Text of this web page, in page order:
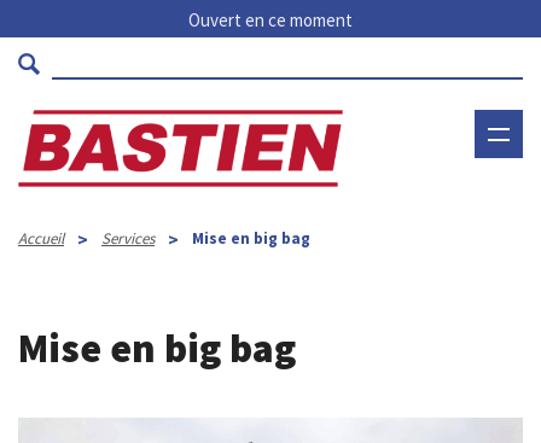
Ouvert en ce moment
Accueil > Services > Mise en big bag
Mise en big bag